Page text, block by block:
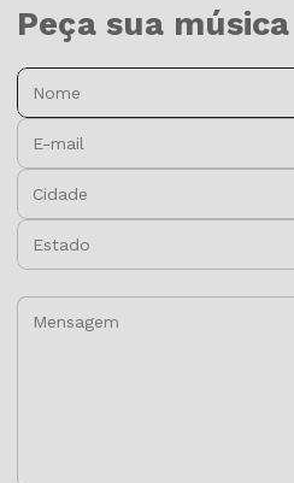
Peça sua música
Nome:
E-mail:
Cidade:
Estado: